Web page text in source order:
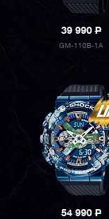
39 990P
GM-110B-1A
54 990P